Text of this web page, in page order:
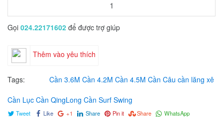
Gọi 024.22171602 để được trợ giúp
Thêm vào yêu thích
Tags: Cần 3.6M Cần 4.2M Cần 4.5M Cần Câu cần lăng xê
Cần Lục Cần QingLong Cần Surf Swing
Tweet Like +1 Share Pin it Share WhatsApp